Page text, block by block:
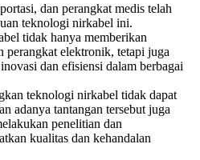
dan perangkat medis telah
teknologi nirkabel ini.
tidak hanya memberikan
perangkat elektronik, tetapi juga
dan efisiensi dalam berbagai
teknologi nirkabel tidak dapat
adanya tantangan tersebut juga
penelitian dan
kualitas dan kehandalan